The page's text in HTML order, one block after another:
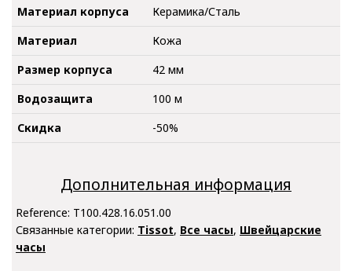
Материал корпуса
Керамика/Сталь
Материал
Кожа
Размер корпуса
42 мм
Водозащита
100 м
Скидка
-50%
Дополнительная информация
Reference: T100.428.16.051.00
Связанные категории: Tissot, Все часы, Швейцарские
часы